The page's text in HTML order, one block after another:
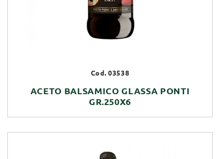
Cod. 03538
ACETO BALSAMICO GLASSA PONTI
GR.250X6